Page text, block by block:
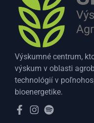
Výskumné centrum,
výskum v oblasti
technológií v
bioenergetike.